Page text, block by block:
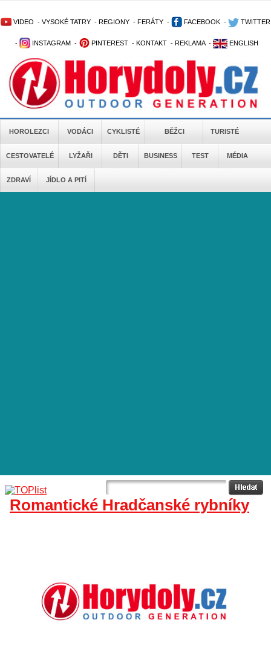
VIDEO - VYSOKÉ TATRY - REGIONY - FERÁTY - FACEBOOK - TWITTER
- INSTAGRAM - PINTEREST - KONTAKT - REKLAMA - ENGLISH
HOROLEZCI VODÁCI CYKLISTÉ BĚŽCI TURISTÉ
CESTOVATELÉ LYŽAŘI DĚTI BUSINESS TEST MÉDIA
ZDRAVÍ JÍDLO A PITÍ
Romantické Hradčanské rybníky